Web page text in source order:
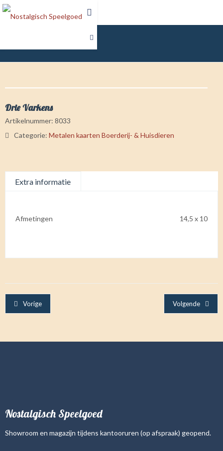
Drie Varkens
Artikelnummer: 8033
Categorie: Metalen kaarten Boerderij- & Huisdieren
Extra informatie
Afmetingen 14,5 x 10
Vorige Volgende
Nostalgisch Speelgoed
Showroom en magazijn tijdens kantooruren (op afspraak) geopend.